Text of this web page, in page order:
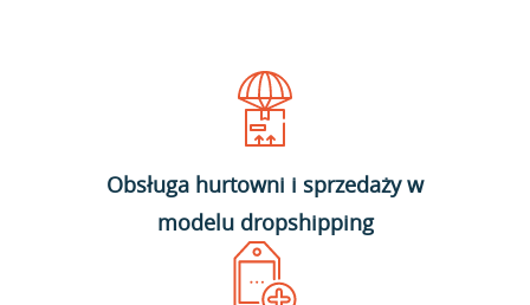
Obsługa hurtowni i sprzedaży w
modelu dropshipping